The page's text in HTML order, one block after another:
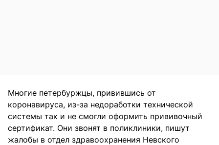
Многие петербуржцы, привившись от
коронавируса, из-за недоработки технической
системы так и не смогли оформить прививочный
сертификат. Они звонят в поликлиники, пишут
жалобы в отдел здравоохранения Невского